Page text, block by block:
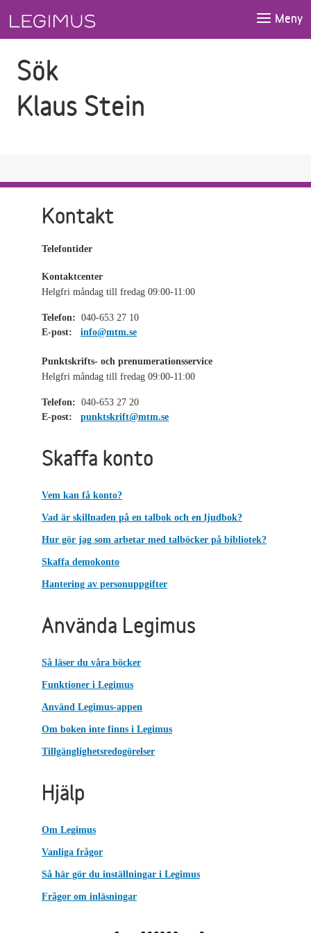
Meny
Sök
Klaus Stein
Kontakt
Telefontider
Kontaktcenter
Helgfri måndag till fredag 09:00-11:00
Telefon: 040-653 27 10
E-post:
info@mtm.se
Punktskrifts- och prenumerationsservice
Helgfri måndag till fredag 09:00-11:00
Telefon: 040-653 27 20
E-post:
punktskrift@mtm.se
Skaffa konto
Vem kan få konto?
Vad är skillnaden på en talbok och en ljudbok?
Hur gör jag som arbetar med talböcker på bibliotek?
Skaffa demokonto
Hantering av personuppgifter
Använda Legimus
Så läser du våra böcker
Funktioner i Legimus
Använd Legimus-appen
Om boken inte finns i Legimus
Tillgänglighetsredogörelser
Hjälp
Om Legimus
Vanliga frågor
Så här gör du inställningar i Legimus
Frågor om inläsningar